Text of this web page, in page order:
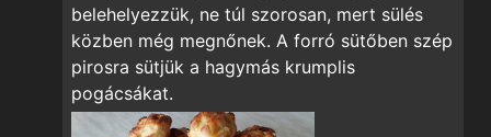
belehelyezzük, ne túl szorosan, mert sülés
közben még megnőnek. A forró sütőben szép
pirosra sütjük a hagymás krumplis
pogácsákat.